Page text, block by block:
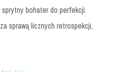
bohater do perfekcji.
sprawą licznych retrospekcji,